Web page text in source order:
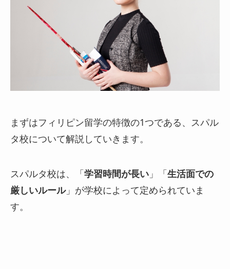
まずはフィリピン留学の特徴の1つである、スパル
タ校について解説していきます。
スパルタ校は、「学習時間が長い 」「生活面での
厳しいルール」が学校によって定められていま
す。